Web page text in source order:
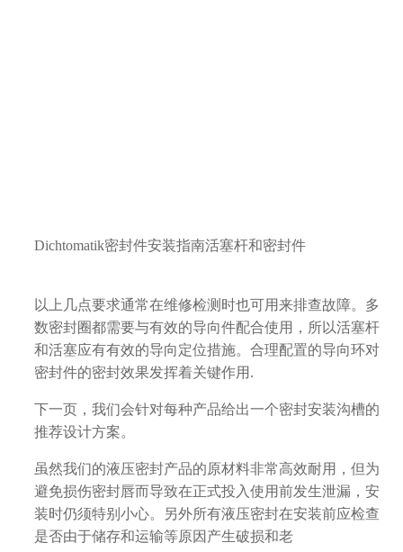
Dichtomatik密封件安装指南活塞杆和密封件
以上几点要求通常在维修检测时也可用来排查故障。多
数密封圈都需要与有效的导向件配合使用，所以活塞杆
和活塞应有有效的导向定位措施。合理配置的导向环对
密封件的密封效果发挥着关键作用.
下一页，我们会针对每种产品给出一个密封安装沟槽的
推荐设计方案。
虽然我们的液压密封产品的原材料非常高效耐用，但为
避免损伤密封唇而导致在正式投入使用前发生泄漏，安
装时仍须特别小心。另外所有液压密封在安装前应检查
是否由于储存和运输等原因产生破损和老